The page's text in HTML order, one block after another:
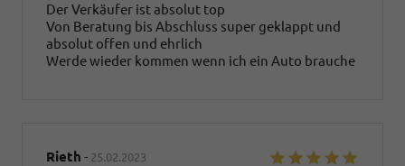
Der Verkäufer ist absolut top
Von Beratung bis Abschluss super geklappt und
absolut offen und ehrlich
Werde wieder kommen wenn ich ein Auto brauche
Rieth - 25.02.2023